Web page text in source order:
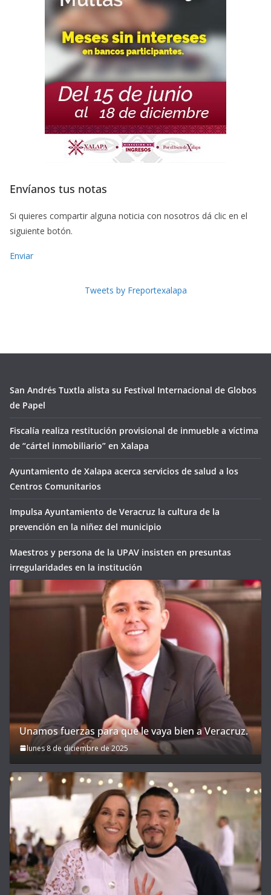
Envíanos tus notas
Si quieres compartir alguna noticia con nosotros dá clic en el
siguiente botón.
Enviar
Tweets by Freportexalapa
San Andrés Tuxtla alista su Festival Internacional de Globos
de Papel
Fiscalía realiza restitución provisional de inmueble a víctima
de “cártel inmobiliario” en Xalapa
Ayuntamiento de Xalapa acerca servicios de salud a los
Centros Comunitarios
Impulsa Ayuntamiento de Veracruz la cultura de la
prevención en la niñez del municipio
Maestros y persona de la UPAV insisten en presuntas
irregularidades en la institución
Unamos fuerzas para que le vaya bien a Veracruz.
lunes 8 de diciembre de 2025